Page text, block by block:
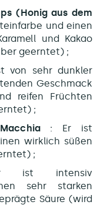
(Honig aus dem
und einen
und Kakao
geerntet) ;
von sehr dunkler
Geschmack
reifen Früchten
;
: Er ist
wirklich süßen
;
ist intensiv
sehr starken
Säure (wird